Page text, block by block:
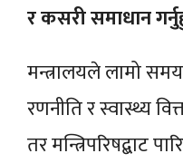
र कसरी समाधान
मन्त्रालयले लामो
रणनीति र स्वास्थ्य
तर मन्त्रिपरिषद्बाट